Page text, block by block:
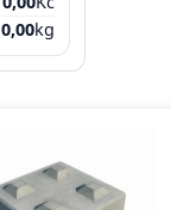
0,00kg